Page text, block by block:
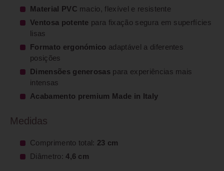
Material PVC macio, flexível e resistente
Ventosa potente para fixação segura em superfícies
lisas
Formato ergonómico adaptável a diferentes
posições
Dimensões generosas para experiências mais
intensas
Acabamento premium Made in Italy
Medidas
Comprimento total: 23 cm
Diâmetro:4,6 cm